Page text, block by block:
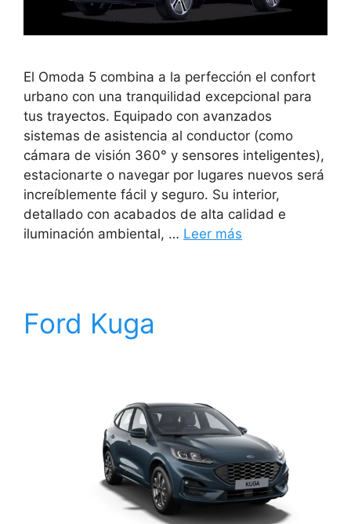
El Omoda 5 combina a la perfección el confort
urbano con una tranquilidad excepcional para
tus trayectos. Equipado con avanzados
sistemas de asistencia al conductor (como
cámara de visión 360° y sensores inteligentes),
estacionarte o navegar por lugares nuevos será
increíblemente fácil y seguro. Su interior,
detallado con acabados de alta calidad e
iluminación ambiental, … Leer más
Ford Kuga